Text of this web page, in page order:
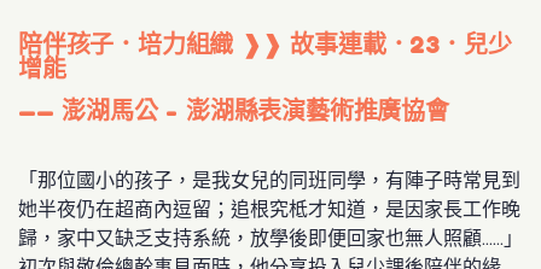
陪伴孩子．培力組織 ❱❱ 故事連載．23．兒少
增能
—— 澎湖馬公 - 澎湖縣表演藝術推廣協會
󠀠「那位國小的孩子，是我女兒的同班同學，有陣子時常見到
她半夜仍在超商內逗留；追根究柢才知道，是因家長工作晚
歸，家中又缺乏支持系統，放學後即便回家也無人照顧……」